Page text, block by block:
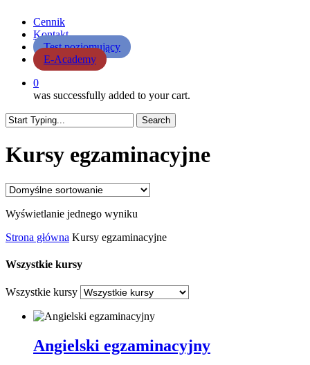
Cennik
Kontakt
Test poziomujący
E-Academy
0
was successfully added to your cart.
Search
Search
Kursy egzaminacyjne
Wyświetlanie jednego wyniku
Strona główna Kursy egzaminacyjne
Wszystkie kursy
Wszystkie kursy
Angielski egzaminacyjny